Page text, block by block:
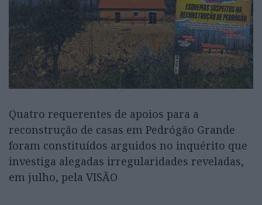
Quatro requerentes de apoios para a
reconstrução de casas em Pedrógão Grande
foram constituídos arguidos no inquérito que
investiga alegadas irregularidades reveladas,
em julho, pela VISÃO